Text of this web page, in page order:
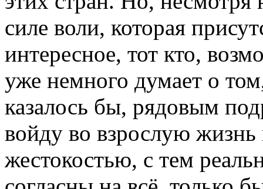
силе воли, которая
интересное, тот кто,
уже немного думает о
казалось бы, рядовым
войду во взрослую жизнь
жестокостью, с тем